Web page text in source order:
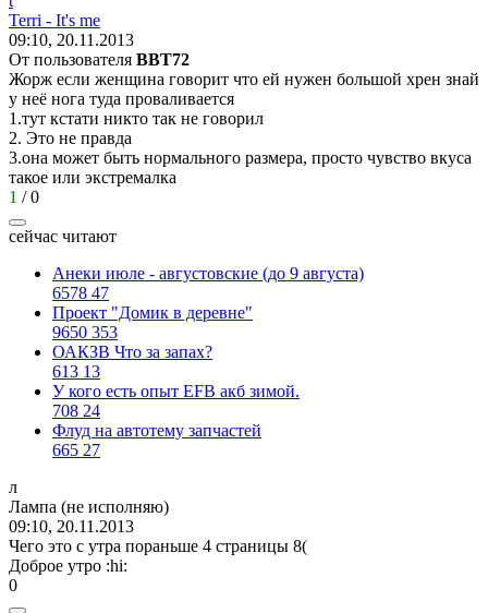
Terri - It's me
09:10, 20.11.2013
От пользователя ВВТ72
Жорж если женщина говорит что ей нужен большой хрен знай
у неё нога туда проваливается
1.тут кстати никто так не говорил
2. Это не правда
3.она может быть нормального размера, просто чувство вкуса
такое или экстремалка
1 /0
сейчас читают
Анеки июле - августовские (до 9 августа)
6578 47
Проект "Домик в деревне"
9650 353
ОАКЗВ Что за запах?
613 13
У кого есть опыт EFB акб зимой.
708 24
Флуд на автотему запчастей
665 27
л
Лампa (не исполняю)
09:10, 20.11.2013
Чего это с утра пораньше 4 страницы 8(
Доброе утро :hi:
0